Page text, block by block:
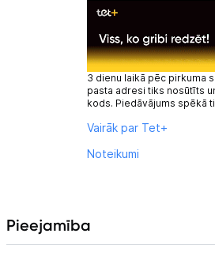
3 dienu laikā pēc pirkuma
pasta adresi tiks nosūtīts
kods. Piedāvājums spēkā
Vairāk par Tet+
Noteikumi
Pieejamība